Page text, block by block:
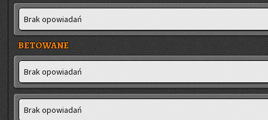
Brak opo­wia­dań
BETOWANE
Brak opo­wia­dań
Brak opo­wia­dań